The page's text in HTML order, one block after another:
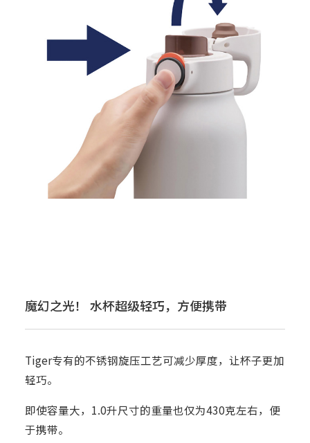
魔幻之光！ 水杯超级轻巧，方便携带
Tiger专有的不锈钢旋压工艺可减少厚度，让杯子更加
轻巧。
即使容量大，1.0升尺寸的重量也仅为430克左右，便
于携带。